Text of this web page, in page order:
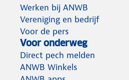
Werken bij ANWB
Vereniging en bedrijf
Voor de pers
Voor onderweg
Direct pech melden
ANWB Winkels